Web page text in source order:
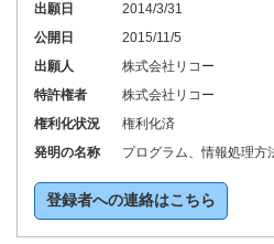
出願日
2014/3/31
公開日
2015/11/5
出願人
株式会社リコー
特許権者
株式会社リコー
権利化状況
権利化済
発明の名称
プログラム、情報処理方
登録者への連絡はこちら